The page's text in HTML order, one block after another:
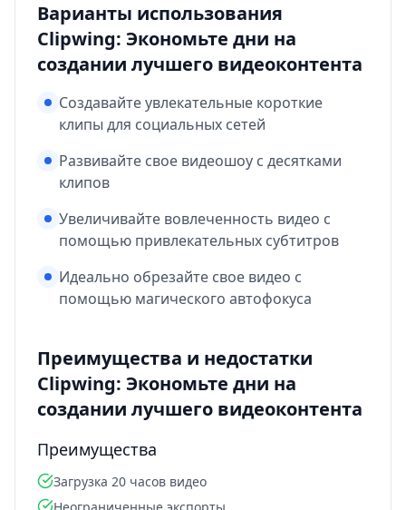
Варианты использования
Clipwing: Экономьте дни на
создании лучшего видеоконтента
Создавайте увлекательные короткие
клипы для социальных сетей
Развивайте свое видеошоу с десятками
клипов
Увеличивайте вовлеченность видео с
помощью привлекательных субтитров
Идеально обрезайте свое видео с
помощью магического автофокуса
Преимущества и недостатки
Clipwing: Экономьте дни на
создании лучшего видеоконтента
Преимущества
Загрузка 20 часов видео